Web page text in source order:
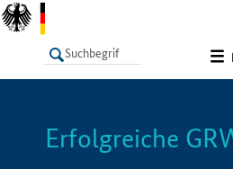
LISTE
Erfolgreiche